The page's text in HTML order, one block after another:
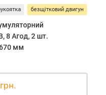
безщітковий двигун
8 Агод, 2 шт.
мм
грн.